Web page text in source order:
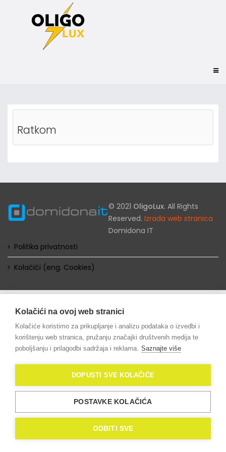
Ratkom
© 2021 OligoLux. All Rights
Reserved. Izrada web stranica
Domidona IT
Politika privatnosti
Kolačići (eng. Cookies)
Kolačići na ovoj web stranici
Kolačiće koristimo za prikupljanje i analizu podataka o izvedbi i
korištenju web stranica, pružanju značajki društvenih medija te
poboljšanju i prilagodbi sadržaja i reklama. Saznajte više
DOPUSTI SVE KOLAČIĆE
POSTAVKE KOLAČIĆA
ODBITI SVE